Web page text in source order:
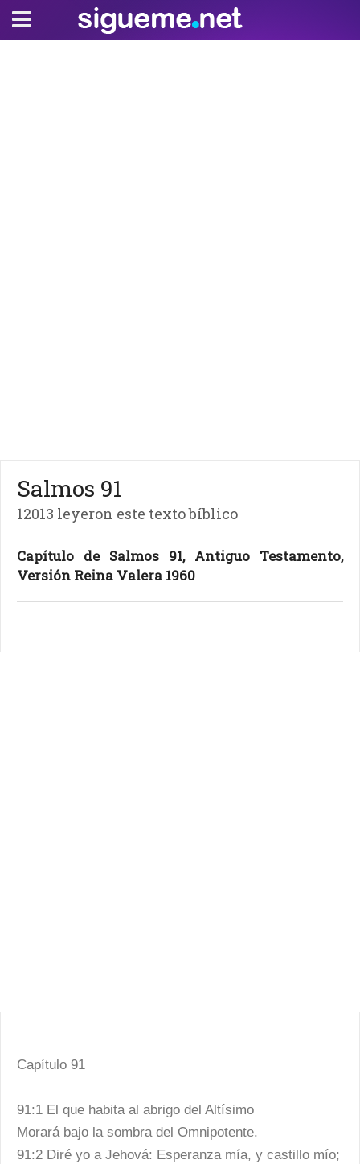
Salmos 91
12013 leyeron este texto bíblico
Capítulo de Salmos 91, Antiguo Testamento,
Versión Reina Valera 1960
Capítulo 91
91:1 El que habita al abrigo del Altísimo
Morará bajo la sombra del Omnipotente.
91:2 Diré yo a Jehová: Esperanza mía, y castillo mío;